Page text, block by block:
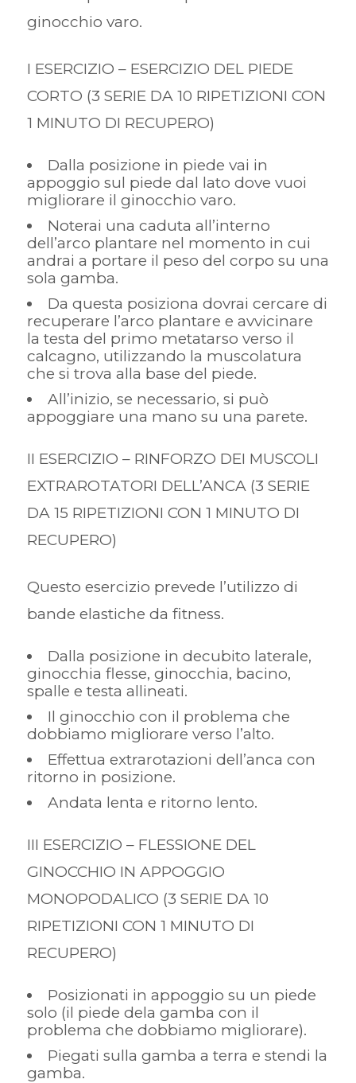
ginocchio varo.
I ESERCIZIO – ESERCIZIO DEL PIEDE
CORTO (3 SERIE DA 10 RIPETIZIONI CON
1 MINUTO DI RECUPERO)
Dalla posizione in piede vai in
appoggio sul piede dal lato dove vuoi
migliorare il ginocchio varo.
Noterai una caduta all’interno
dell’arco plantare nel momento in cui
andrai a portare il peso del corpo su una
sola gamba.
Da questa posiziona dovrai cercare di
recuperare l’arco plantare e avvicinare
la testa del primo metatarso verso il
calcagno, utilizzando la muscolatura
che si trova alla base del piede.
All’inizio, se necessario, si può
appoggiare una mano su una parete.
II ESERCIZIO – RINFORZO DEI MUSCOLI
EXTRAROTATORI DELL’ANCA (3 SERIE
DA 15 RIPETIZIONI CON 1 MINUTO DI
RECUPERO)
Questo esercizio prevede l’utilizzo di
bande elastiche da fitness.
Dalla posizione in decubito laterale,
ginocchia flesse, ginocchia, bacino,
spalle e testa allineati.
Il ginocchio con il problema che
dobbiamo migliorare verso l’alto.
Effettua extrarotazioni dell’anca con
ritorno in posizione.
Andata lenta e ritorno lento.
III ESERCIZIO – FLESSIONE DEL
GINOCCHIO IN APPOGGIO
MONOPODALICO (3 SERIE DA 10
RIPETIZIONI CON 1 MINUTO DI
RECUPERO)
Posizionati in appoggio su un piede
solo (il piede dela gamba con il
problema che dobbiamo migliorare).
Piegati sulla gamba a terra e stendi la
gamba.